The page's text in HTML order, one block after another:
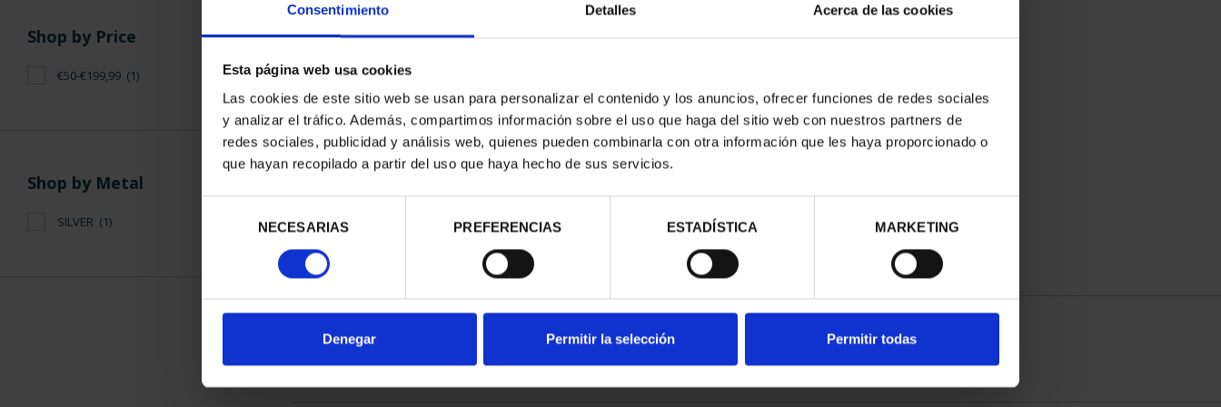
Consentimiento Detalles Acerca de las cookies
Esta página web usa cookies
Las cookies de este sitio web se usan para personalizar el contenido y los anuncios, ofrecer funciones de redes sociales
y analizar el tráfico. Además, compartimos información sobre el uso que haga del sitio web con nuestros partners de
redes sociales, publicidad y análisis web, quienes pueden combinarla con otra información que les haya proporcionado o
que hayan recopilado a partir del uso que haya hecho de sus servicios.
consentimiento
NECESARIAS PREFERENCIAS ESTADÍSTICA MARKETING
Denegar Permitir la selección Permitir todas
Shop by Price
€50-€199,99 (1)
Shop by Metal
SILVER (1)
SPANISH CAPITALS -
ALICANTE
SORT BY: